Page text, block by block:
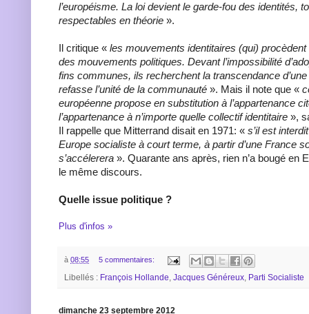
l’européisme. La loi devient le garde-fou des identités,
respectables en théorie ».
Il critique « les mouvements identitaires (qui)
des mouvements politiques. Devant l’impossibilité
fins communes, ils recherchent la transcendance
refasse l’unité de la communauté ». Mais il note que «
européenne propose en substitution à l’appartenance
l’appartenance à n’importe quelle collectif identitaire »,
Il rappelle que Mitterrand disait en 1971: « s’il est
Europe socialiste à court terme, à partir d’une France
s’accélerera ». Quarante ans après, rien n’a bougé en
le même discours.
Quelle issue politique ?
Plus d'infos »
à 08:55 5 commentaires:
Libellés : François Hollande Jacques Généreux Parti Socialiste
dimanche 23 septembre 2012